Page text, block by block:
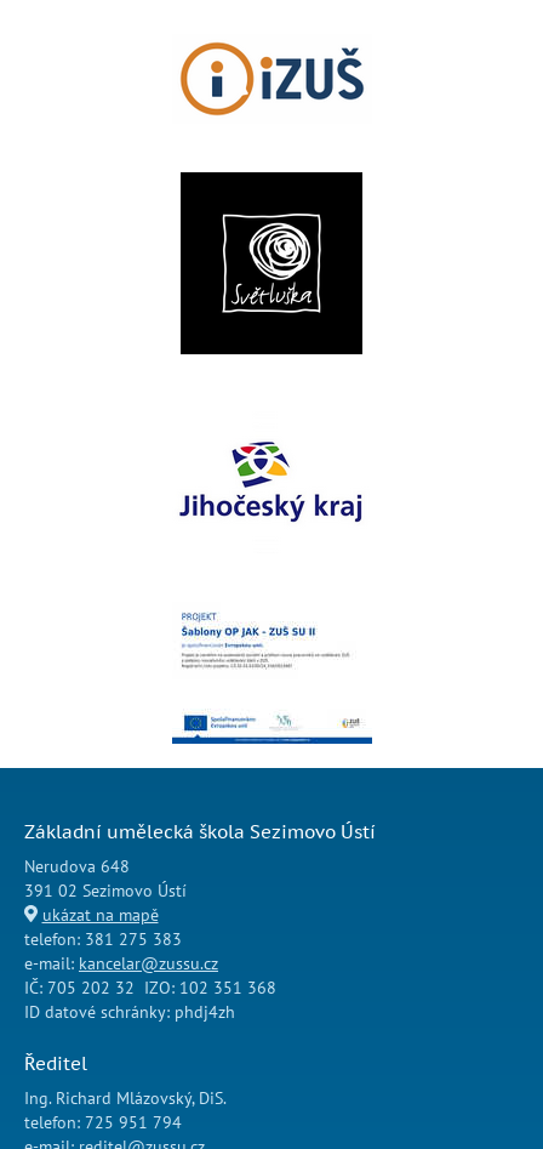
Základní umělecká škola Sezimovo Ústí
Nerudova 648
391 02 Sezimovo Ústí
ukázat na mapě
telefon: 381 275 383
e-mail: kancelar@zussu.cz
IČ: 705 202 32 IZO: 102 351 368
ID datové schránky: phdj4zh
Ředitel
Ing. Richard Mlázovský, DiS.
telefon: 725 951 794